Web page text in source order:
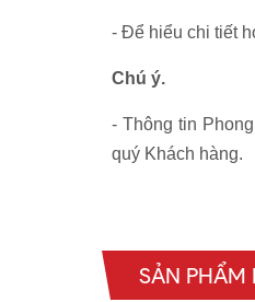
- Để hiểu chi tiết
Chú ý.
- Thông tin
quý Khách hàng.
SẢN PHẨM